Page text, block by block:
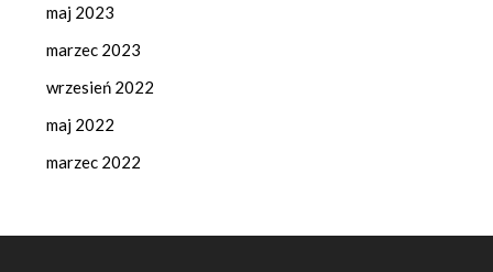
maj 2023
marzec 2023
wrzesień 2022
maj 2022
marzec 2022